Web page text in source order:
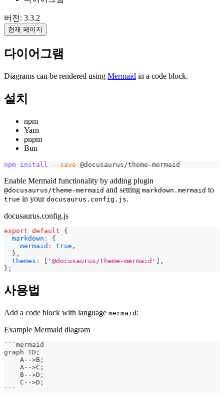
버전: 3.3.2
현재 페이지
다이어그램
Diagrams can be rendered using Mermaid in a code block.
설치
npm
Yarn
pnpm
Bun
npm install --save @docusaurus/theme-mermaid
Enable Mermaid functionality by adding plugin
@docusaurus/theme-mermaid and setting markdown.mermaid to
true in your docusaurus.config.js.
docusaurus.config.js
export default
{
markdown :
{
mermaid : true ,
} ,
themes : '@docusaurus/theme-mermaid'
,
} ;
사용법
Add a code block with language mermaid :
Example Mermaid diagram
``` mermaid
graph TD;
    A-->B;
    A-->C;
    B-->D;
    C-->D;
```